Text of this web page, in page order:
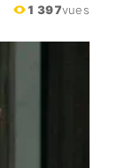
1 397vues